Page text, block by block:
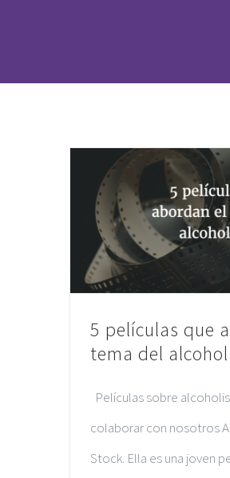
5 películas que
tema del
Películas sobre
colaborar con nosotros
Stock. Ella es una joven